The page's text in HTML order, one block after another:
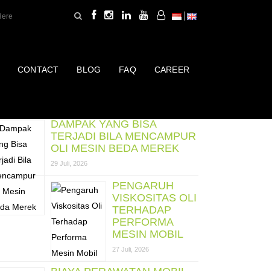
CONTACT BLOG FAQ CAREER
DAMPAK YANG BISA
TERJADI BILA MENCAMPUR
OLI MESIN BEDA MEREK
29 Juli, 2026
PENGARUH
VISKOSITAS OLI
TERHADAP
PERFORMA
MESIN MOBIL
27 Juli, 2026